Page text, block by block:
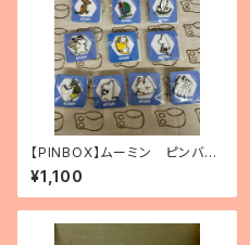
【PINBOX】ムーミン ピンバッ
ジコレクション（10種）
¥1,100